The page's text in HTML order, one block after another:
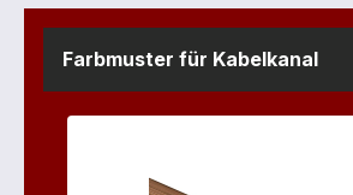
Farbmuster für Kabelkanal